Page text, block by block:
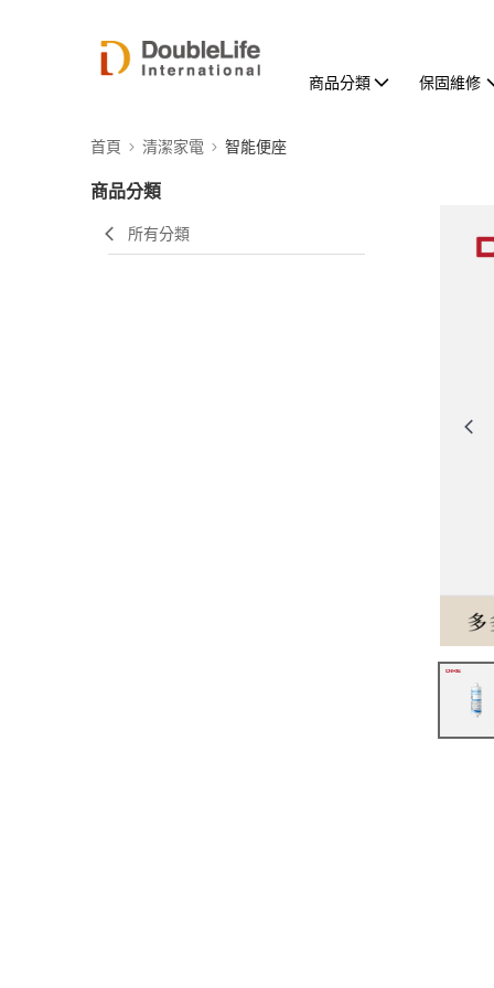
商品分類 保固維修
首頁 清潔家電 智能便座
商品分類
所有分類